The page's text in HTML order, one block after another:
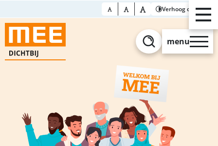
Verhoog contrast
Zoeken
menu